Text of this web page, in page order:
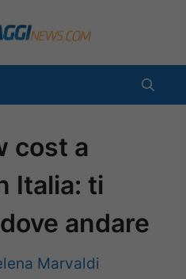
cost a
Italia: ti
andare
Marvaldi